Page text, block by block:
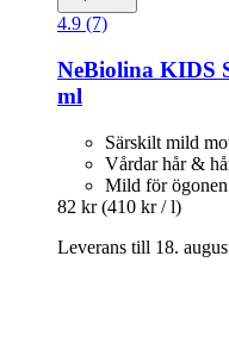
4.9 (7)
NeBiolina KIDS
ml
Särskilt mild
Vårdar hår &
Mild för ögonen
82 kr (410 kr / l)
Leverans till 18.